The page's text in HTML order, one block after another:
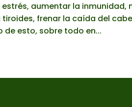
aumentar la inmunidad,
frenar la caída del
de esto, sobre todo en...